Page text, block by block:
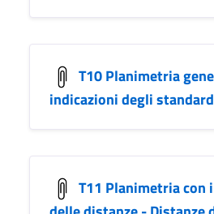
T10 Planimetria
indicazioni degli
T11 Planimetria con